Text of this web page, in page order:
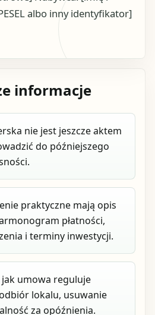
albo inny identyfikator]
informacje
nie jest jeszcze aktem
do późniejszego
praktyczne mają opis
płatności,
i terminy inwestycji.
umowa reguluje
lokalu, usuwanie
za opóźnienia.